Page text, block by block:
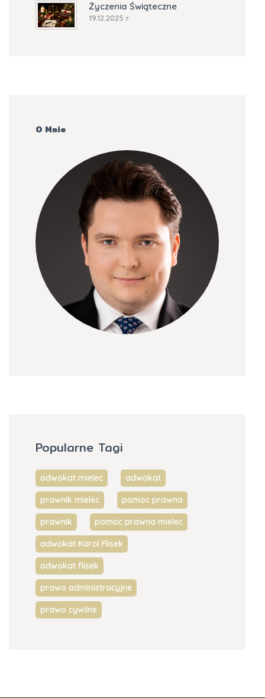
Życzenia Świąteczne
19.12.2025 r.
O Mnie
Popularne Tagi
adwokat mielec adwokat
prawnik mielec pomoc prawna
prawnik pomoc prawna mielec
adwokat Karol Flisek
adwokat flisek
prawo administracyjne
prawo cywilne